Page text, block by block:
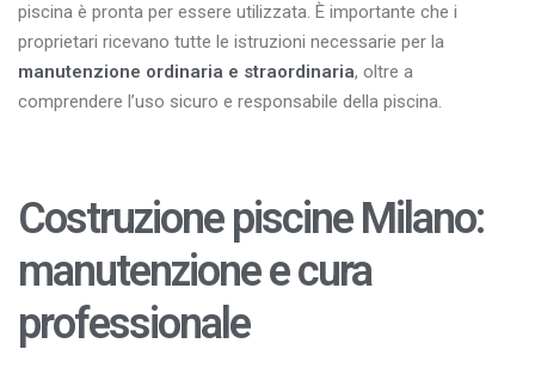
piscina è pronta per essere utilizzata. È importante che i
proprietari ricevano tutte le istruzioni necessarie per la
manutenzione ordinaria e straordinaria, oltre a
comprendere l’uso sicuro e responsabile della piscina.
Costruzione piscine Milano:
manutenzione e cura
professionale